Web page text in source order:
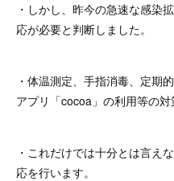
・しかし、昨今の急速な感染
応が必要と判断しました。
・体温測定、手指消毒、定期
アプリ「cocoa」の利用等の対
・これだけでは十分とは言え
応を行います。